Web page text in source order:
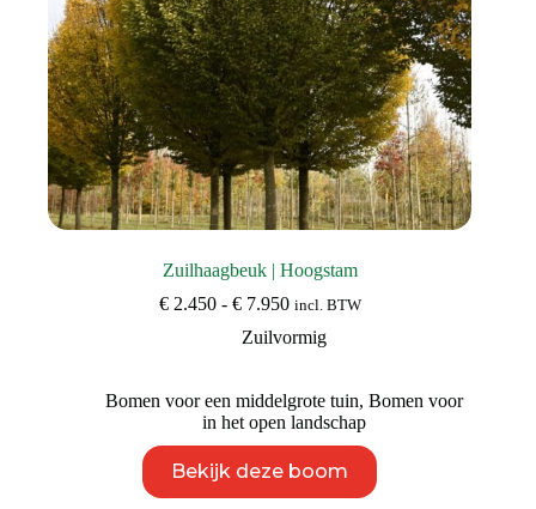
Zuilhaagbeuk | Hoogstam
€2.450 - €7.950Prijsklasse:
tot
incl. BTW
Zuilvormig
Bomen voor een middelgrote tuin, Bomen voor
in het open landschap
Bekijk deze boom
product
heeft